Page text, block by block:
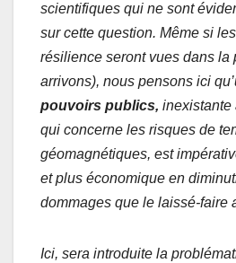
scientifiques qui ne sont
sur cette question. Même si
résilience seront vues dans la
arrivons), nous pensons ici
pouvoirs publics, inexistante
qui concerne les risques de
géomagnétiques, est
et plus économique en
dommages que le laissé-faire
Ici, sera introduite la